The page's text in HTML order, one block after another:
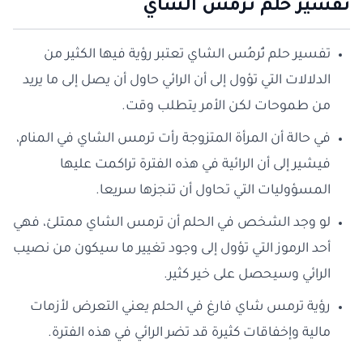
تفسير حلم تُرمُس الشاي
تفسير حلم تُرمُس الشاي تعتبر رؤية فيها الكثير من
الدلالات التي تؤول إلى أن الرائي حاول أن يصل إلى ما يريد
من طموحات لكن الأمر يتطلب وقت.
في حالة أن المرأة المتزوجة رأت ترمس الشاي في المنام،
فيشير إلى أن الرائية في هذه الفترة تراكمت عليها
المسؤوليات التي تحاول أن تنجزها سريعا.
لو وجد الشخص في الحلم أن ترمس الشاي ممتلئ، فهي
أحد الرموز التي تؤول إلى وجود تغيير ما سيكون من نصيب
الرائي وسيحصل على خير كثير.
رؤية ترمس شاي فارغ في الحلم يعني التعرض لأزمات
مالية وإخفاقات كثيرة قد تضر الرائي في هذه الفترة.